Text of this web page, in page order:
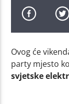
Ovog će
party mjesto
svjetske